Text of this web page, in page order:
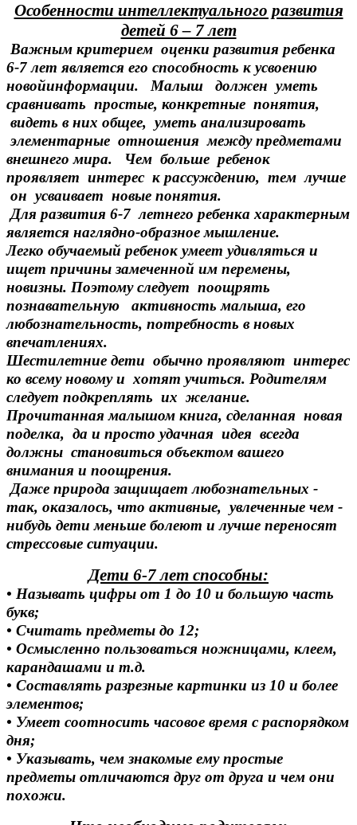
Особенности интеллектуального развития
детей 6 – 7 лет
Важным критерием оценки развития ребенка
6-7 лет является его способность к усвоению
новойинформации. Малыш должен уметь
сравнивать простые, конкретные понятия,
видеть в них общее, уметь анализировать
элементарные отношения между предметами
внешнего мира. Чем больше ребенок
проявляет интерес к рассуждению, тем лучше
он усваивает новые понятия.
Для развития 6-7 летнего ребенка характерным
является наглядно-образное мышление.
Легко обучаемый ребенок умеет удивляться и
ищет причины замеченной им перемены,
новизны. Поэтому следует поощрять
познавательную активность малыша, его
любознательность, потребность в новых
впечатлениях.
Шестилетние дети обычно проявляют интерес
ко всему новому и хотят учиться. Родителям
следует подкреплять их желание.
Прочитанная малышом книга, сделанная новая
поделка, да и просто удачная идея всегда
должны становиться объектом вашего
внимания и поощрения.
Даже природа защищает любознательных -
так, оказалось, что активные, увлеченные чем -
нибудь дети меньше болеют и лучше переносят
стрессовые ситуации.
Дети 6-7 лет способны:
• Называть цифры от 1 до 10 и большую часть
букв;
• Считать предметы до 12;
• Осмысленно пользоваться ножницами, клеем,
карандашами и т.д.
• Составлять разрезные картинки из 10 и более
элементов;
• Умеет соотносить часовое время с распорядком
дня;
• Указывать, чем знакомые ему простые
предметы отличаются друг от друга и чем они
похожи.